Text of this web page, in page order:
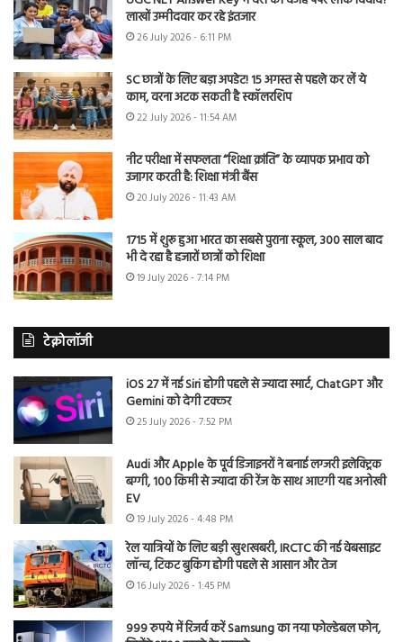
लाखों उम्मीदवार कर रहे इंतजार
26 July 2026 - 6:11 PM
SC छात्रों के लिए बड़ा अपडेट! 15 अगस्त से पहले कर लें ये
काम, वरना अटक सकती है स्कॉलरशिप
22 July 2026 - 11:54 AM
नीट परीक्षा में सफलता “शिक्षा क्रांति” के व्यापक प्रभाव को
उजागर करती है: शिक्षा मंत्री बैंस
20 July 2026 - 11:43 AM
1715 में शुरू हुआ भारत का सबसे पुराना स्कूल, 300 साल बाद
भी दे रहा है हजारों छात्रों को शिक्षा
19 July 2026 - 7:14 PM
टेक्नोलॉजी
iOS 27 में नई Siri होगी पहले से ज्यादा स्मार्ट, ChatGPT और
Gemini को देगी टक्कर
25 July 2026 - 7:52 PM
Audi और Apple के पूर्व डिजाइनरों ने बनाई लग्जरी इलेक्ट्रिक
बग्गी, 100 किमी से ज्यादा की रेंज के साथ आएगी यह अनोखी
EV
19 July 2026 - 4:48 PM
रेल यात्रियों के लिए बड़ी खुशखबरी, IRCTC की नई वेबसाइट
लॉन्च, टिकट बुकिंग होगी पहले से आसान और तेज
16 July 2026 - 1:45 PM
999 रुपये में रिजर्व करें Samsung का नया फोल्डेबल फोन,